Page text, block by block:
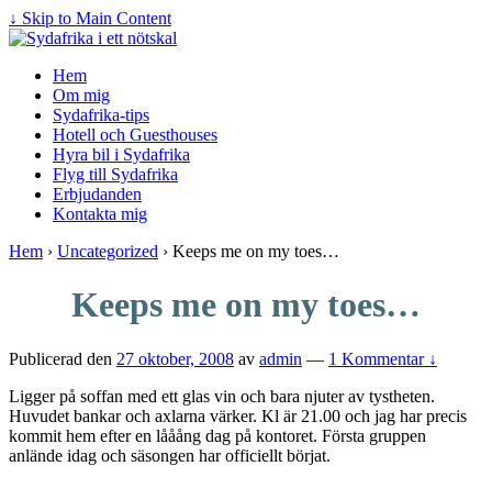
↓ Skip to Main Content
Hem
Om mig
Sydafrika-tips
Hotell och Guesthouses
Hyra bil i Sydafrika
Flyg till Sydafrika
Erbjudanden
Kontakta mig
Hem › Uncategorized › Keeps me on my toes…
Keeps me on my toes…
Publicerad den 27 oktober, 2008 av admin — 1 Kommentar ↓
Ligger på soffan med ett glas vin och bara njuter av tystheten.
Huvudet bankar och axlarna värker. Kl är 21.00 och jag har precis
kommit hem efter en lååång dag på kontoret. Första gruppen
anlände idag och säsongen har officiellt börjat.